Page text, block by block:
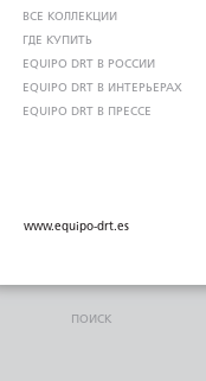
ВСЕ КОЛЛЕКЦИИ
ГДЕ КУПИТЬ
EQUIPO DRT В РОССИИ
EQUIPO DRT В ИНТЕРЬЕРАХ
EQUIPO DRT В ПРЕССЕ
www.equipo-drt.es
ПОИСК